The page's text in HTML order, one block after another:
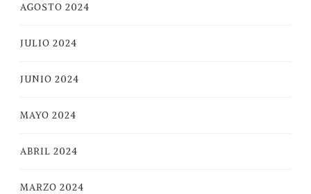
AGOSTO 2024
JULIO 2024
JUNIO 2024
MAYO 2024
ABRIL 2024
MARZO 2024